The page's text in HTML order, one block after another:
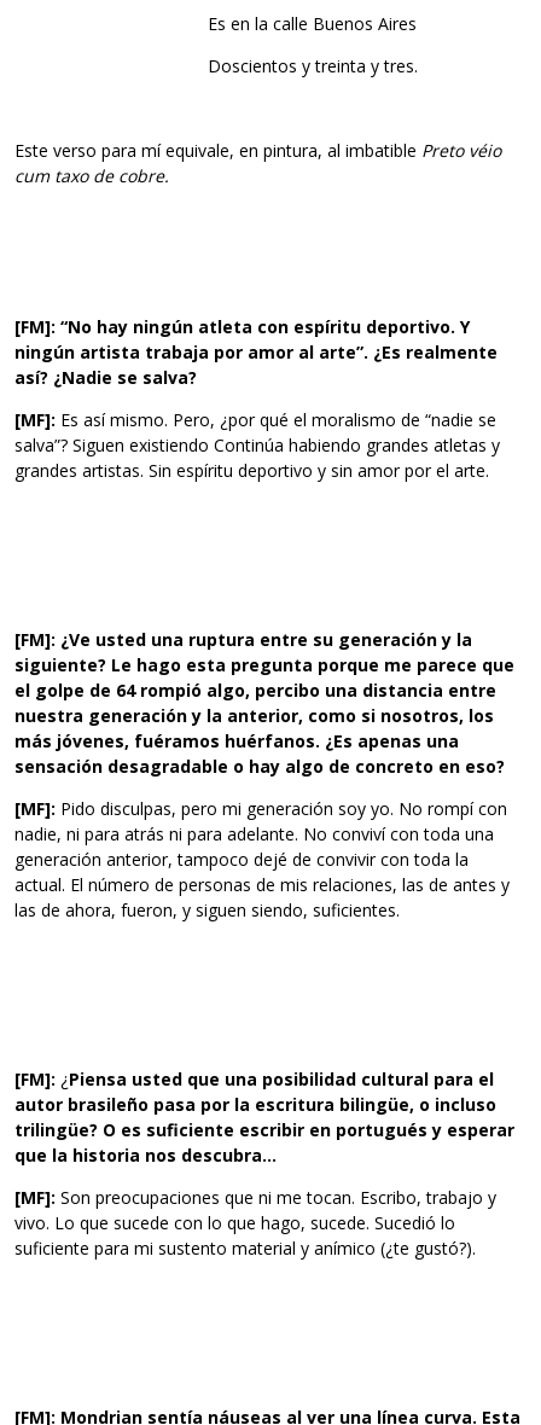
Es en la calle Buenos Aires
Doscientos y treinta y tres.
Este verso para mí equivale, en pintura, al imbatible Preto véio
cum taxo de cobre.
[FM]: “No hay ningún atleta con espíritu deportivo. Y
ningún artista trabaja por amor al arte”. ¿Es realmente
así? ¿Nadie se salva?
[MF]: Es así mismo. Pero, ¿por qué el moralismo de “nadie se
salva”? Siguen existiendo Continúa habiendo grandes atletas y
grandes artistas. Sin espíritu deportivo y sin amor por el arte.
[FM]: ¿Ve usted una ruptura entre su generación y la
siguiente? Le hago esta pregunta porque me parece que
el golpe de 64 rompió algo, percibo una distancia entre
nuestra generación y la anterior, como si nosotros, los
más jóvenes, fuéramos huérfanos. ¿Es apenas una
sensación desagradable o hay algo de concreto en eso?
[MF]: Pido disculpas, pero mi generación soy yo. No rompí con
nadie, ni para atrás ni para adelante. No conviví con toda una
generación anterior, tampoco dejé de convivir con toda la
actual. El número de personas de mis relaciones, las de antes y
las de ahora, fueron, y siguen siendo, suficientes.
[FM]: ¿Piensa usted que una posibilidad cultural para el
autor brasileño pasa por la escritura bilingüe, o incluso
trilingüe? O es suficiente escribir en portugués y esperar
que la historia nos descubra…
[MF]: Son preocupaciones que ni me tocan. Escribo, trabajo y
vivo. Lo que sucede con lo que hago, sucede. Sucedió lo
suficiente para mi sustento material y anímico (¿te gustó?).
[FM]: Mondrian sentía náuseas al ver una línea curva. Esta